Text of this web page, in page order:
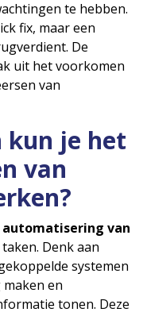
te hebben.
fix, maar een
De
uit het voorkomen
van
kun je het
van
automatisering van
Denk aan
systemen
en
tonen. Deze